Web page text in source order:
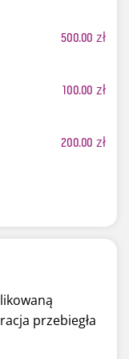
500.00 zł
100.00 zł
200.00 zł
przebiegła